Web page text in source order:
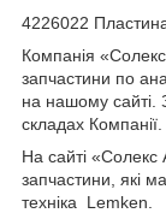
4226022
Компанія «Солекс
запчастини по
на нашому сайті.
складах Компанії.
На сайті «Солекс
запчастини, які
техніка Lemken.